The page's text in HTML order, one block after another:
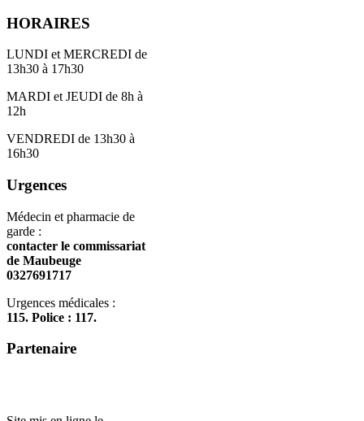
HORAIRES
LUNDI et MERCREDI de
13h30 à 17h30
MARDI et JEUDI de 8h à
12h
VENDREDI de 13h30 à
16h30
Urgences
Médecin et pharmacie de
garde :
contacter le commissariat
de Maubeuge
0327691717
Urgences médicales :
115. Police : 117.
Partenaire